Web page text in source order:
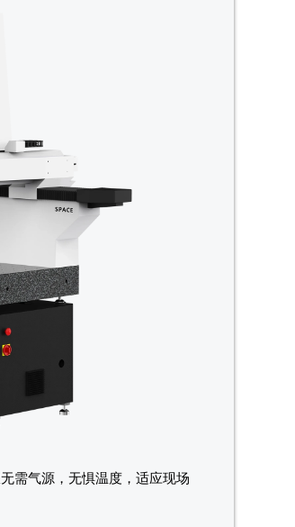
需气源，无惧温度，适应现场